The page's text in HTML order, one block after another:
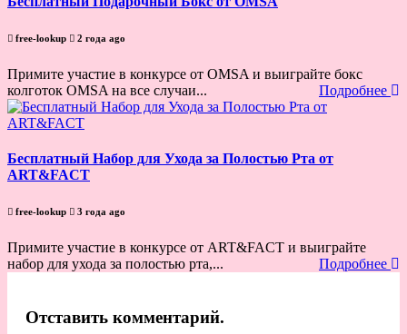
free-lookup 2 года ago
Примите участие в конкурсе от OMSA и выиграйте бокс
колготок OMSA на все случаи...
Подробнее
Бесплатный Набор для Ухода за Полостью Рта от
ART&FACT
free-lookup 3 года ago
Примите участие в конкурсе от ART&FACT и выиграйте
набор для ухода за полостью рта,...
Подробнее
Отставить комментарий.